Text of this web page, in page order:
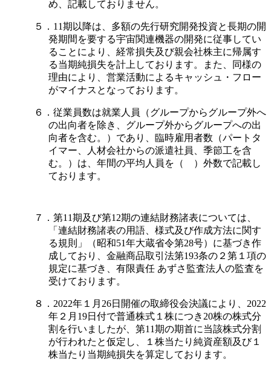
め、記載しておりません。
５．11期以降は、多額の先行研究開発投資と長期の開
発期間を要する宇宙関連機器の開発に従事してい
ることにより、経常損失及び親会社株主に帰属す
る当期純損失を計上しております。また、同様の
理由により、営業活動によるキャッシュ・フロー
がマイナスとなっております。
６．従業員数は就業人員（グループからグループ外へ
の出向者を除き、グループ外からグループへの出
向者を含む。）であり、臨時雇用者数（パートタ
イマー、人材会社からの派遣社員、季節工を含
む。）は、年間の平均人員を（ ）外数で記載し
ております。
７．第11期及び第12期の連結財務諸表については、
「連結財務諸表の用語、様式及び作成方法に関す
る規則」（昭和51年大蔵省令第28号）に基づき作
成しており、金融商品取引法第193条の２第１項の
規定に基づき、有限責任 あずさ監査法人の監査を
受けております。
８．2022年１月26日開催の取締役会決議により、2022
年２月19日付で普通株式１株につき20株の株式分
割を行いましたが、第11期の期首に当該株式分割
が行われたと仮定し、１株当たり純資産額及び１
株当たり当期純損失を算定しております。